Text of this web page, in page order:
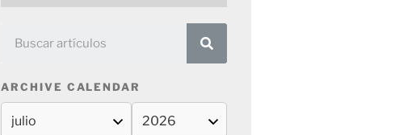
ARCHIVE CALENDAR